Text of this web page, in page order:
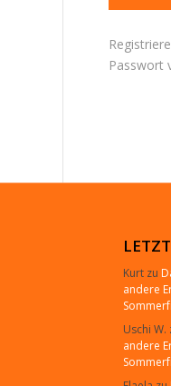
Passwort
Kurtzu
andere
Uschi W.
andere